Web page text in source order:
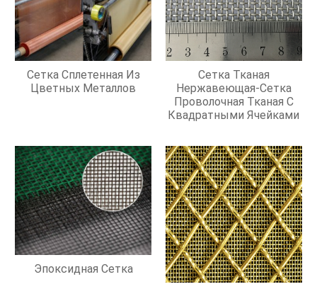
Сетка Сплетенная Из
Цветных Металлов
Сетка Тканая
Нержавеющая-Сетка
Проволочная Тканая С
Квадратными Ячейками
Эпоксидная Сетка